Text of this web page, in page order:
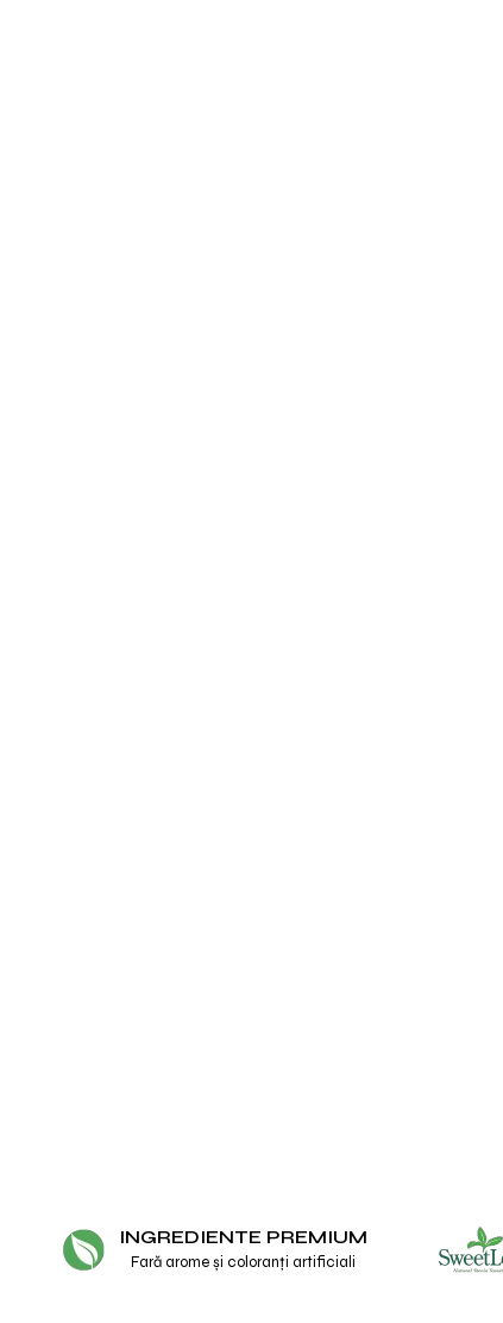
INGREDIENTE PREMIUM
Fară arome și coloranți artificiali